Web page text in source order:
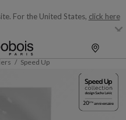
For the United States, click here
Speed Up